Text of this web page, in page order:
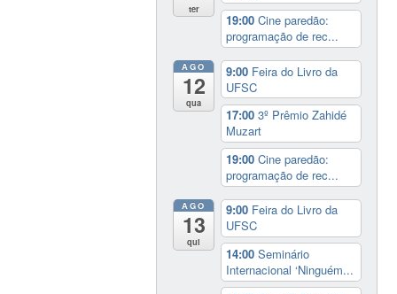
ter
19:00Cine paredão:
programação de rec...
AGO
12
qua
9:00 Feira do Livro da
UFSC
17:003º Prêmio Zahidé
Muzart
19:00Cine paredão:
programação de rec...
AGO
13
qui
9:00 Feira do Livro da
UFSC
14:00Seminário
Internacional ‘Ninguém...